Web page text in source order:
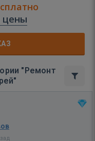
цены
"Ремонт